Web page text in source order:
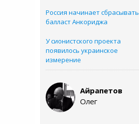
Россия начинает сбрасывать
балласт Анкориджа
У сионистского проекта
появилось украинское
измерение
Айрапетов
Олег